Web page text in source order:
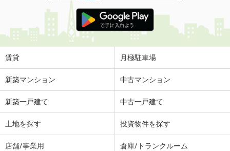
賃貸 月極駐車場
新築マンション 中古マンション
新築一戸建て 中古一戸建て
土地を探す 投資物件を探す
店舗/事業用 倉庫/トランクルーム